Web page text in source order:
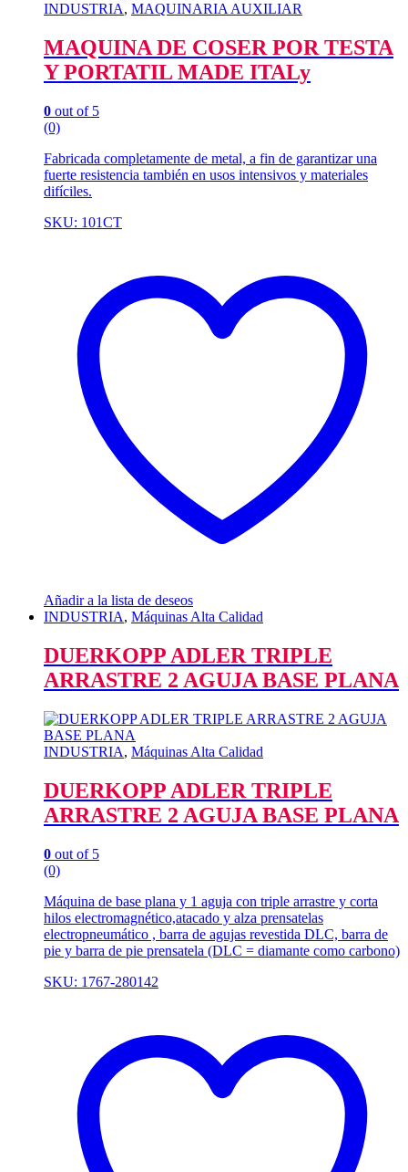
INDUSTRIA, MAQUINARIA AUXILIAR
MAQUINA DE COSER POR TESTA
Y PORTATIL MADE ITALy
0 out of 5
(0)
Fabricada completamente de metal, a fin de garantizar una
fuerte resistencia también en usos intensivos y materiales
difíciles.
SKU: 101CT
Añadir a la lista de deseos
INDUSTRIA, Máquinas Alta Calidad
DUERKOPP ADLER TRIPLE
ARRASTRE 2 AGUJA BASE PLANA
INDUSTRIA, Máquinas Alta Calidad
DUERKOPP ADLER TRIPLE
ARRASTRE 2 AGUJA BASE PLANA
0 out of 5
(0)
Máquina de base plana y 1 aguja con triple arrastre y corta
hilos electromagnético,atacado y alza prensatelas
electropneumático , barra de agujas revestida DLC, barra de
pie y barra de pie prensatela (DLC = diamante como carbono)
SKU: 1767-280142